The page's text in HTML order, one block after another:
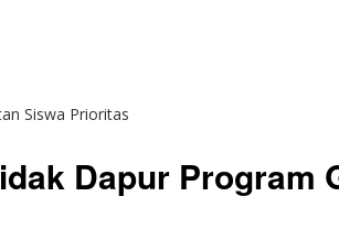
Siswa Prioritas
Dapur Program